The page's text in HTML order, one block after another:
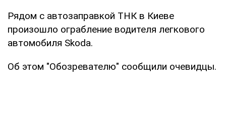
Рядом с автозаправкой ТНК в Киеве
произошло ограбление водителя легкового
автомобиля Skoda.
Об этом "Обозревателю" сообщили очевидцы.